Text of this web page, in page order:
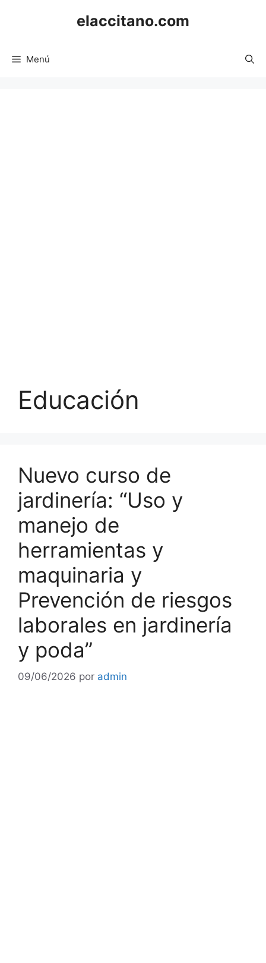
elaccitano.com
Menú
Educación
Nuevo curso de
jardinería: “Uso y
manejo de
herramientas y
maquinaria y
Prevención de riesgos
laborales en jardinería
y poda”
09/06/2026 por admin